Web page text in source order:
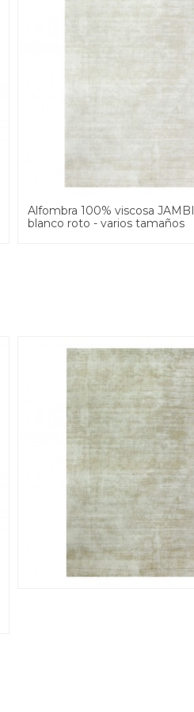
Alfombra 100% viscosa JAMBI
blanco roto - varios tamaños